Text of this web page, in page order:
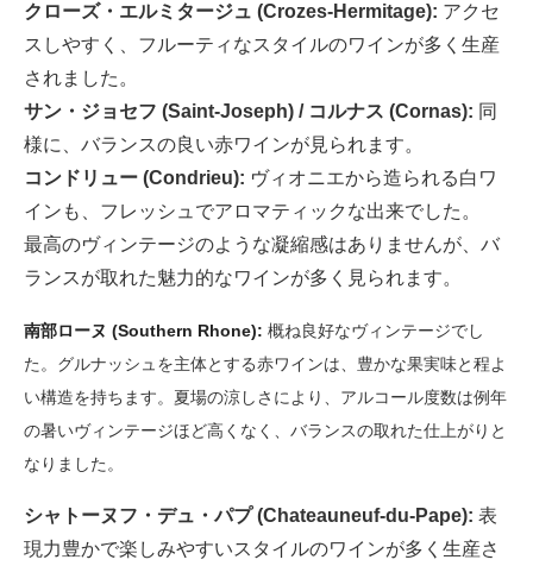
クローズ・エルミタージュ (Crozes-Hermitage): アクセ
スしやすく、フルーティなスタイルのワインが多く生産
されました。
サン・ジョセフ (Saint-Joseph) / コルナス (Cornas): 同
様に、バランスの良い赤ワインが見られます。
コンドリュー (Condrieu): ヴィオニエから造られる白ワ
インも、フレッシュでアロマティックな出来でした。
最高のヴィンテージのような凝縮感はありませんが、バ
ランスが取れた魅力的なワインが多く見られます。
南部ローヌ (Southern Rhone): 概ね良好なヴィンテージでし
た。グルナッシュを主体とする赤ワインは、豊かな果実味と程よ
い構造を持ちます。夏場の涼しさにより、アルコール度数は例年
の暑いヴィンテージほど高くなく、バランスの取れた仕上がりと
なりました。
シャトーヌフ・デュ・パプ (Chateauneuf-du-Pape): 表
現力豊かで楽しみやすいスタイルのワインが多く生産さ